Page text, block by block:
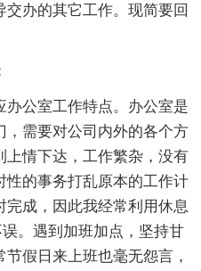
办的其它工作。现简要回
办公室工作特点。办公室是
，需要对公司内外的各个方
上情下达，工作繁杂，没有
性的事务打乱原本的工作计
成，因此我经常利用休息
。遇到加班加点，坚持甘
假日来上班也毫无怨言，